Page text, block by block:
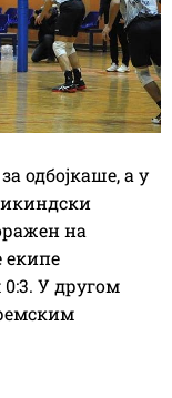
одбојкаше, а у
на
екипе
0:3. У другом